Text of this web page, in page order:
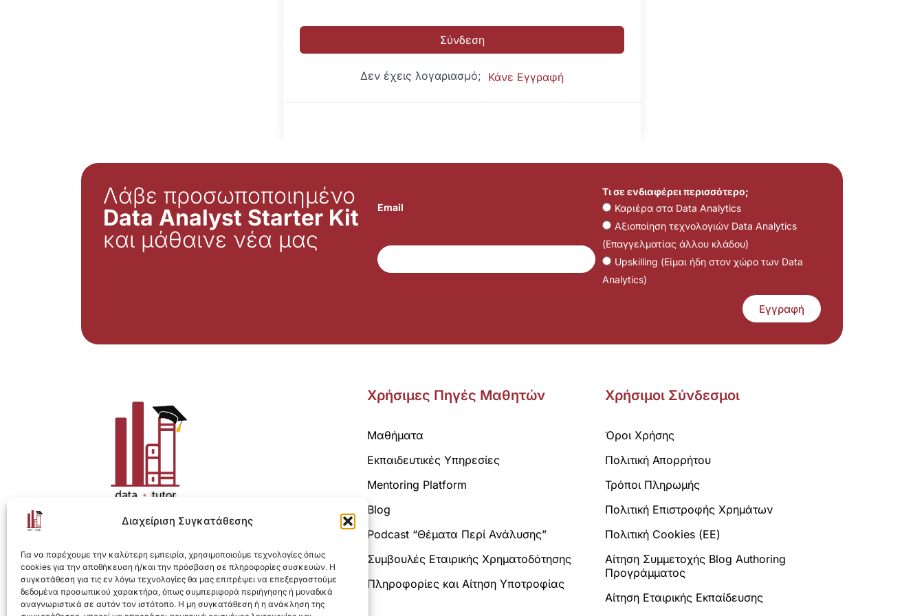
Διαχείριση Συγκατάθεσης
Για να παρέχουμε την καλύτερη εμπειρία, χρησιμοποιούμε τεχνολογίες όπως
cookies για την αποθήκευση ή/και την πρόσβαση σε πληροφορίες συσκευών. Η
συγκατάθεση για τις εν λόγω τεχνολογίες θα μας επιτρέψει να επεξεργαστούμε
δεδομένα προσωπικού χαρακτήρα, όπως συμπεριφορά περιήγησης ή μοναδικά
αναγνωριστικά σε αυτόν τον ιστότοπο. Η μη συγκατάθεση ή η ανάκληση της
Σύνδεση
Δεν έχεις λογαριασμό; Κάνε Εγγραφή
Λάβε προσωποποιημένο
Data Analyst Starter Kit
και μάθαινε νέα μας
Email
Τι σε ενδιαφέρει περισσότερο;
Καριέρα στα Data Analytics
Αξιοποίηση τεχνολογιών Data Analytics
(Επαγγελματίας άλλου κλάδου)
Upskilling (Είμαι ήδη στον χώρο των Data
Analytics)
Εγγραφή
Η ολοκληρωμένη e-learning λύση για Data Analytics.
Χρήσιμες Πηγές Μαθητών
Μαθήματα
Εκπαιδευτικές Υπηρεσίες
Mentoring Platform
Blog
Podcast “Θέματα Περί Ανάλυσης”
Συμβουλές Εταιρικής Χρηματοδότησης
Πληροφορίες και Αίτηση Υποτροφίας
Χρήσιμοι Σύνδεσμοι
Όροι Χρήσης
Πολιτική Απορρήτου
Τρόποι Πληρωμής
Πολιτική Επιστροφής Χρημάτων
Πολιτική Cookies (ΕΕ)
Αίτηση Συμμετοχής Blog Authoring
Προγράμματος
Αίτηση Εταιρικής Εκπαίδευσης